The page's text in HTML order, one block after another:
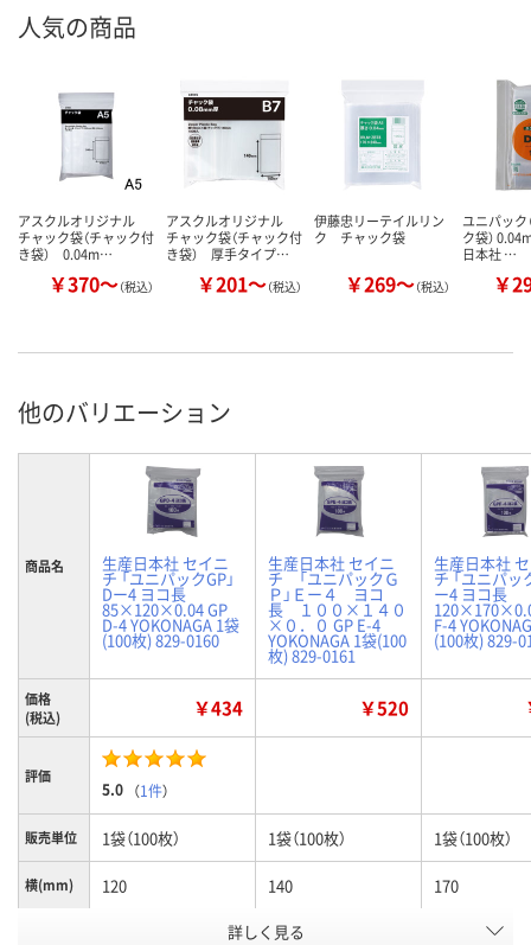
人気の商品
アスクルオリジナル
チャック袋（チャック付
き袋） 0.04m…
￥370～（税込）
アスクルオリジナル
チャック袋（チャック付
き袋） 厚手タイプ…
￥201～（税込）
伊藤忠リーテイルリン
ク チャック袋
￥269～（税込）
ユニパック
ク袋）
日本社 …
￥
他のバリエーション
商品名 生産日本社 セイニ
チ 「ユニパックGP」
Dー4 ヨコ長
85×120×0.04 GP
D-4 YOKONAGA 1袋
(100枚) 829-0160
生産日本社 セイニ
チ 「ユニパックＧ
Ｐ」Ｅー４ ヨコ
長 １００×１４０
×０．０ GP E-4
YOKONAGA 1袋(100
枚) 829-0161
生産日本社
チ 「ユニパッ
ー4 ヨコ長
F-4
(100枚) 829-
価格
(税込)
￥434 ￥520
評価
5.0 （1件）
販売単位 1袋（100枚） 1袋（100枚） 1袋（100枚）
横(mm) 120 140 170
100×140×0.0
詳しく見る